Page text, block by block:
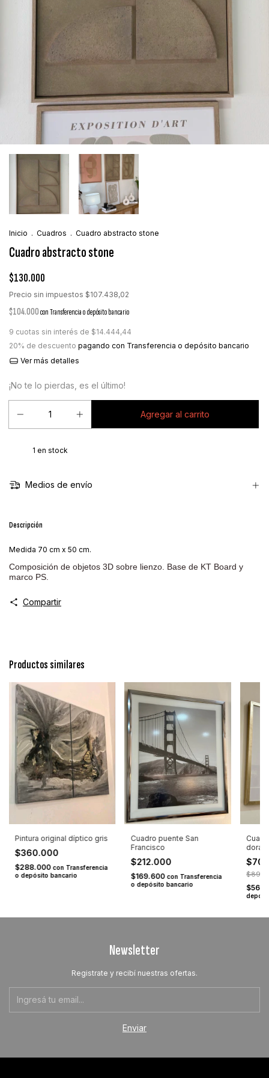
Inicio . Cuadros . Cuadro abstracto stone
Cuadro abstracto stone
$130.000
Precio sin impuestos $107.438,02
$104.000conTransferencia o depósito bancario
9 cuotas sin interés de $14.444,44
20% de descuento pagando con Transferencia o depósito bancario
Ver más detalles
¡No te lo pierdas, es el último!
1 en stock
Medios de envío
Descripción
Medida 70 cm x 50 cm.
Composición de objetos 3D sobre lienzo. Base de KT Board y
marco PS.
Compartir
Productos similares
Pintura original díptico gris
$360.000
$288.000 con Transferencia
o depósito bancario
Cuadro puente San
Francisco
$212.000
$169.600 con Transferencia
o depósito bancario
Newsletter
Registrate y recibí nuestras ofertas.